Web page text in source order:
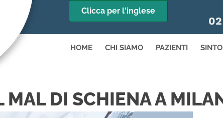
Clicca per l'inglese
HOME CHI SIAMO PAZIENTI
MAL DI SCHIENA A